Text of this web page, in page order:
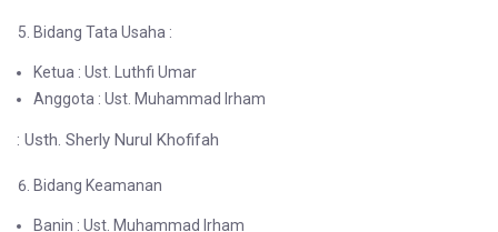
Bidang Tata Usaha :
Ketua : Ust. Luthfi Umar
Anggota : Ust. Muhammad Irham
: Usth. Sherly Nurul Khofifah
Bidang Keamanan
Banin : Ust. Muhammad Irham